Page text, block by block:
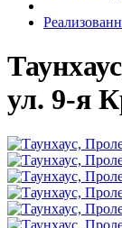
ул. 9-я